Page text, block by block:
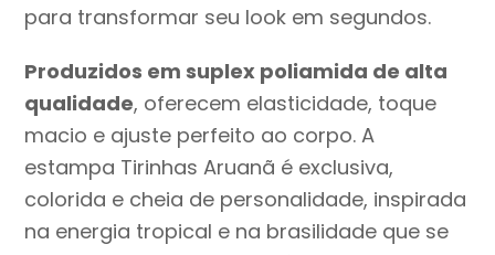
para transformar seu look em segundos.
Produzidos em suplex poliamida de alta
qualidade, oferecem elasticidade, toque
macio e ajuste perfeito ao corpo. A
estampa Tirinhas Aruanã é exclusiva,
colorida e cheia de personalidade, inspirada
na energia tropical e na brasilidade que se